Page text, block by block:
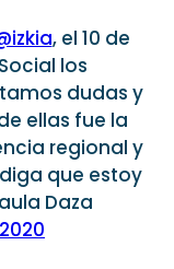
, el 10 de
los
dudas y
ellas fue la
regional y
que estoy
Daza